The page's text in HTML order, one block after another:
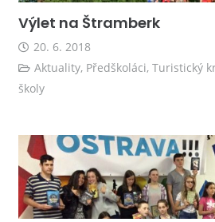
Výlet na Štramberk
20. 6. 2018
Aktuality, Předškoláci, Turistický
školy